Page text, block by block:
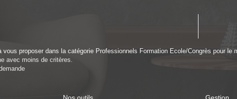
vous proposer dans la catégorie Professionnels Formation Ecole/Congrès pour
avec moins de critères.